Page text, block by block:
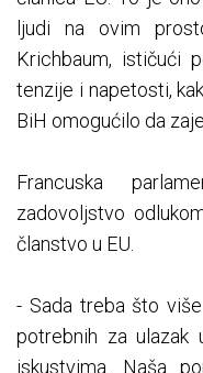
ljudi na ovim
Krichbaum, ističući
tenzije i napetosti,
BiH omogućilo da
Francuska
zadovoljstvo
članstvo u EU.
- Sada treba što
potrebnih za ulazak
iskustvima. Naša